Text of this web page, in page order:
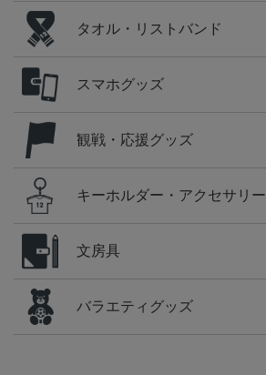
タオル・リストバンド
スマホグッズ
観戦・応援グッズ
キーホルダー・アクセサリー
文房具
バラエティグッズ